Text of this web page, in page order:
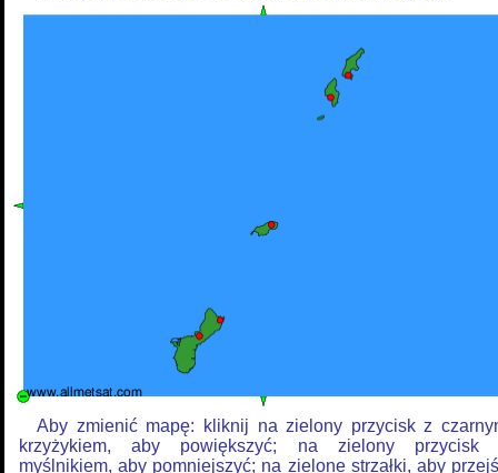
Aby zmienić mapę: kliknij na zielony przycisk z
krzyżykiem, aby powiększyć; na zielony przycisk
myślnikiem, aby pomniejszyć; na zielone strzałki, aby